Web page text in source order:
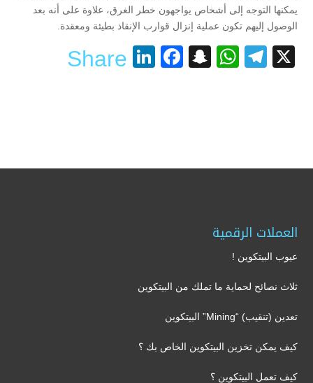
يمكنها التوجه إلى أشخاص يواجهون خطر الغرق، علاوة على أنه بعد
الوصول إليهم تكون عملية إنزال قوارب الإنقاذ بطيئة ومعقدة.
X
Telegram
WhatsApp
Snapchat
Facebook
LinkedIn
Share
العملات الرقمية
عيوب البيتكوين !
ثلاث نصائح لحماية ما تملك من البيتكوين
تعدين (تنقيب) “Mining” البيتكوين
كيف يمكن تخزين البيتكوين الخاص بك ؟
كيف تعمل البيتكوين ؟